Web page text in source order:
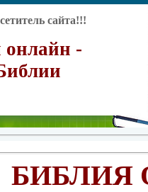
сайта!!!
онлайн -
БИБЛИЯ